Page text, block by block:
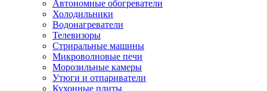
Автономные обогреватели
Холодильники
Водонагреватели
Телевизоры
Стриральные машины
Микроволновые печи
Морозильные камеры
Утюги и отпариватели
Кухонные плиты